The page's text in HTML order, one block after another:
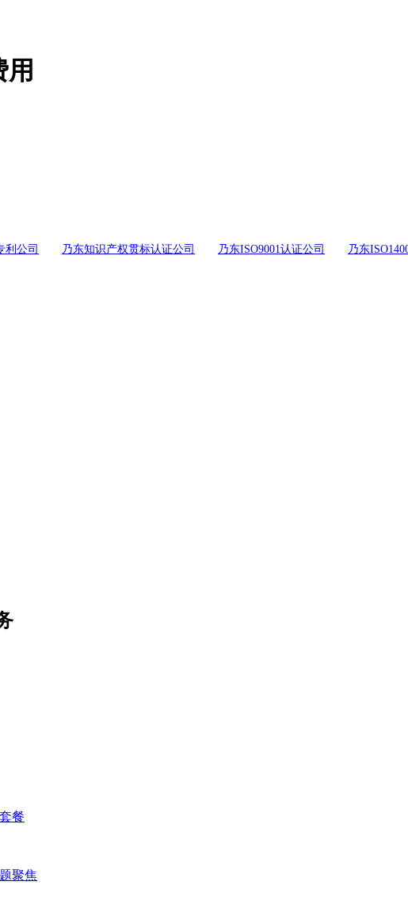
利公司 乃东知识产权贯标认证公司 乃东ISO9001认证公司 乃东
餐
聚焦